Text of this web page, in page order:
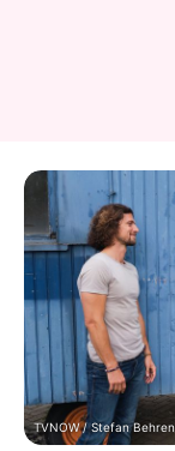
TVNOW / Stefan